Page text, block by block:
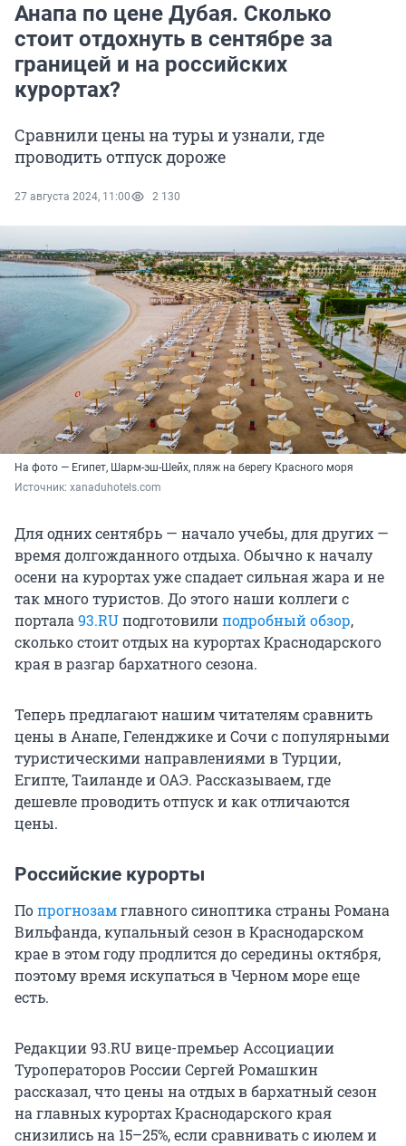
Анапа по цене Дубая. Сколько
стоит отдохнуть в сентябре за
границей и на российских
курортах?
Сравнили цены на туры и узнали, где
проводить отпуск дороже
27 августа 2024, 11:00 2 130
На фото — Египет, Шарм-эш-Шейх, пляж на берегу Красного моря
Источник: xanaduhotels.com
Для одних сентябрь — начало учебы, для других —
время долгожданного отдыха. Обычно к началу
осени на курортах уже спадает сильная жара и не
так много туристов. До этого наши коллеги с
портала 93.RUподготовилиподробный обзор,
сколько стоит отдых на курортах Краснодарского
края в разгар бархатного сезона.
Теперь предлагают нашим читателям сравнить
цены в Анапе, Геленджике и Сочи с популярными
туристическими направлениями в Турции,
Египте, Таиланде и ОАЭ. Рассказываем, где
дешевле проводить отпуск и как отличаются
цены.
Российские курорты
Попрогнозамглавного синоптика страны Романа
Вильфанда, купальный сезон в Краснодарском
крае в этом году продлится до середины октября,
поэтому время искупаться в Черном море еще
есть.
Редакции 93.RU вице-премьер Ассоциации
Туроператоров России Сергей Ромашкин
рассказал, что цены на отдых в бархатный сезон
на главных курортах Краснодарского края
снизились на 15–25%, если сравнивать с июлем и